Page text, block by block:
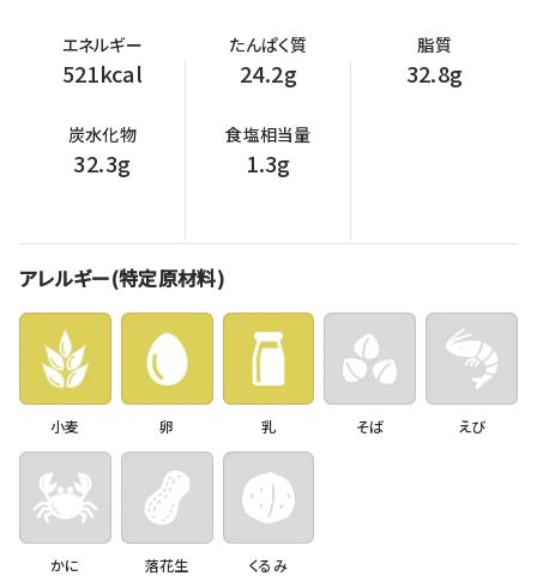
エネルギー
521kcal
たんぱく質
24.2g
脂質
32.8g
炭水化物
32.3g
食塩相当量
1.3g
アレルギー(特定原材料)
小麦 卵 乳 そば えび
かに 落花生 くるみ